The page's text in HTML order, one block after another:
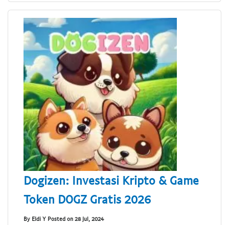
Dogizen: Investasi Kripto & Game
Token DOGZ Gratis 2026
By Eldi Y Posted on 28 Jul, 2024